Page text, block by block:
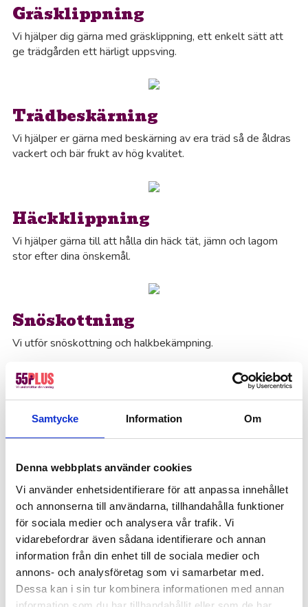
Samtycke Information Om
Denna webbplats använder cookies
Vi använder enhetsidentifierare för att anpassa innehållet
och annonserna till användarna, tillhandahålla funktioner
för sociala medier och analysera vår trafik. Vi
vidarebefordrar även sådana identifierare och annan
information från din enhet till de sociala medier och
annons- och analysföretag som vi samarbetar med.
Dessa kan i sin tur kombinera informationen med annan
Gräsklippning
Vi hjälper dig gärna med gräsklippning, ett enkelt sätt att
ge trädgården ett härligt uppsving.
Trädbeskärning
Vi hjälper er gärna med beskärning av era träd så de åldras
vackert och bär frukt av hög kvalitet.
Häckklippning
Vi hjälper gärna till att hålla din häck tät, jämn och lagom
stor efter dina önskemål.
Snöskottning
Vi utför snöskottning och halkbekämpning.
Målning och tapetsering
rum.
Snickare
Vi har kunskap och vilja att hjälpa dig med allt från detaljer
till större projekt.